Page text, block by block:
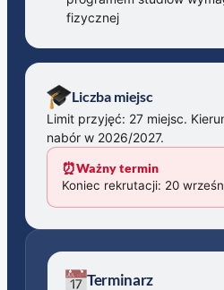
fizycznej
Liczba miejsc
Limit przyjęć: 27 miejsc.
nabór w 2026/2027.
⏰Ważny termin
Koniec rekrutacji: 20
Terminarz